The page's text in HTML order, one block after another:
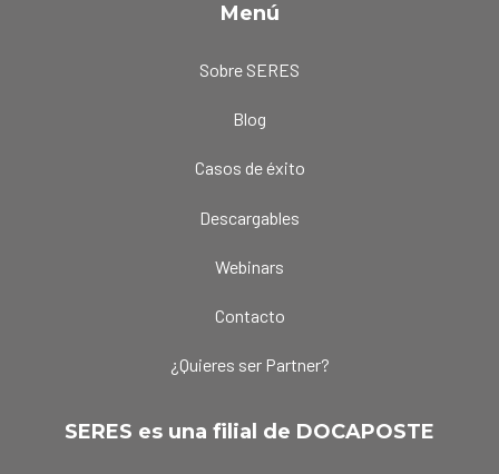
Menú
Sobre SERES
Blog
Casos de éxito
Descargables
Webinars
Contacto
¿Quieres ser Partner?
SERES es una filial de DOCAPOSTE